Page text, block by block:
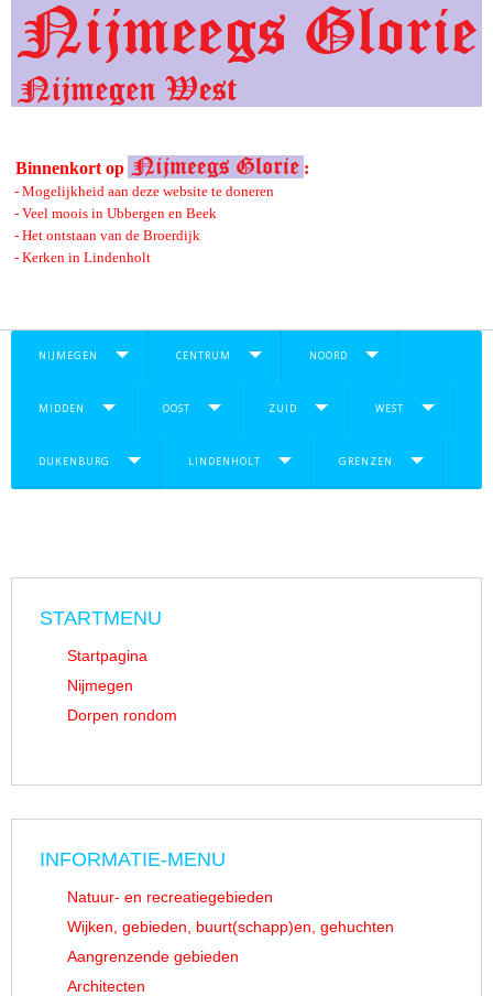
Binnenkort op :
- Mogelijkheid aan deze website te doneren
- Veel moois in Ubbergen en Beek
- Het ontstaan van de Broerdijk
- Kerken in Lindenholt
NIJMEGEN CENTRUM NOORD
MIDDEN OOST ZUID WEST
DUKENBURG LINDENHOLT GRENZEN
STARTMENU
Startpagina
Nijmegen
Dorpen rondom
INFORMATIE-MENU
Natuur- en recreatiegebieden
Wijken, gebieden, buurt(schapp)en, gehuchten
Aangrenzende gebieden
Architecten